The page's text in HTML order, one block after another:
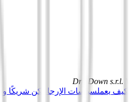
DrillDown s.r.l.
كيف يعملسياسات الإرجاع كن شريكًا